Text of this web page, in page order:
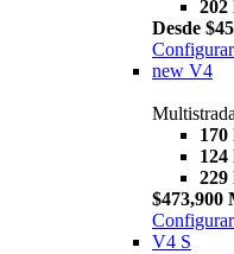
202
Desde
new V4
170
229
$473,900
Configurar
V4 S